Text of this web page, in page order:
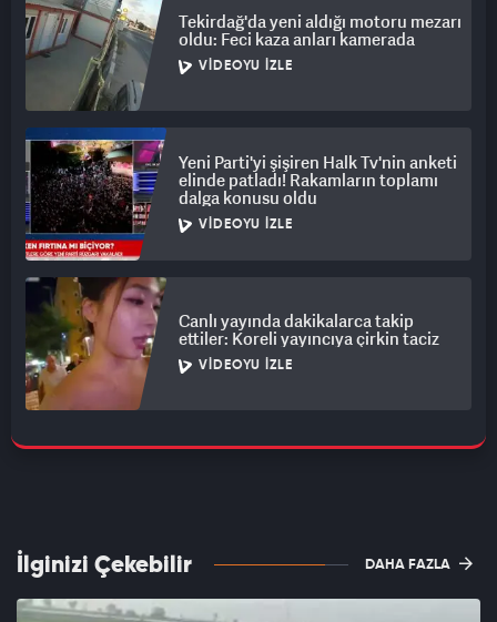
Tekirdağ'da yeni aldığı motoru mezarı
oldu: Feci kaza anları kamerada
VIDEOYU İZLE
Yeni Parti'yi şişiren Halk Tv'nin anketi
elinde patladı! Rakamların toplamı
dalga konusu oldu
VIDEOYU İZLE
Canlı yayında dakikalarca takip
ettiler: Koreli yayıncıya çirkin taciz
VIDEOYU İZLE
İlginizi Çekebilir DAHA FAZLA